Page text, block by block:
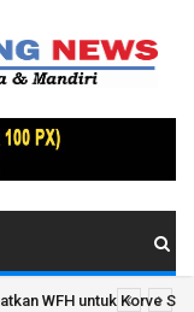
WFH untuk Korve